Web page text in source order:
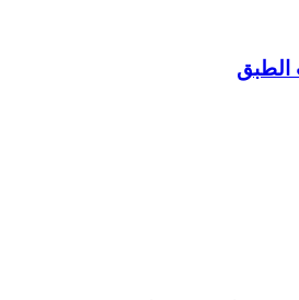
الطبق